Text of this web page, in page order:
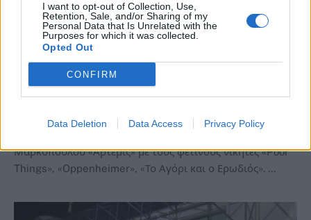
I want to opt-out of Collection, Use,
Retention, Sale, and/or Sharing of my
Personal Data that Is Unrelated with the
Purposes for which it was collected.
Opted Out
CONFIRM
Data Deletion Data Access Privacy Policy
Οσκαρική εβδομάδα στο Δημοτικό
Κινηματοθέατρο Μαρκοπούλου
«Άρτεμις» με τους φετινούς νικητές
«Poor Things», «Oppenheimer», «Το Αγόρι
και ο Ερωδιός» – anattica
Μαρκοπούλου «Άρτεμις» με τους φετινούς νικητές «Poor
Things», «Oppenheimer», «Το Αγόρι και ο Ερωδιός». …